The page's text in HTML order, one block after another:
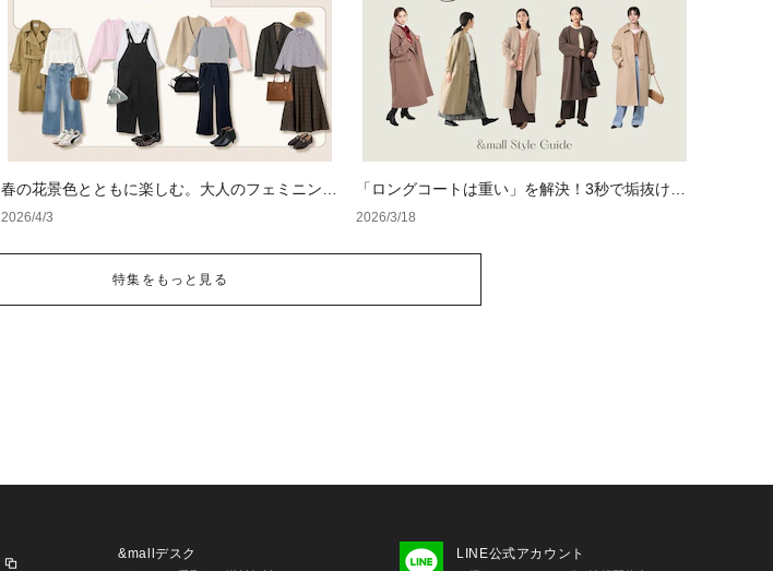
春の花景色とともに楽しむ。大人のフェミニンカ
ジュアル
2026/4/3
「ロングコートは重い」を解決！3秒で垢抜け
る、大人のための「軽やか見え」着こなし術
2026/3/18
特集をもっと見る
&mallデスク LINE公式アカウント